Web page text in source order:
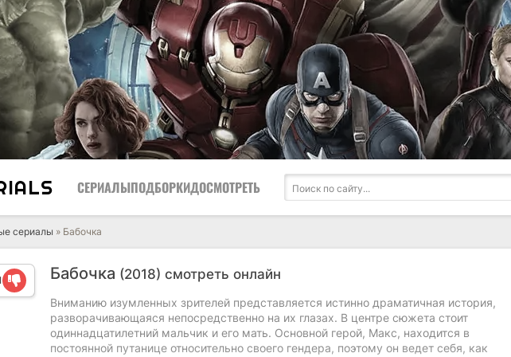
СЕРИАЛЫПОДБОРКИДОСМОТРЕТЬ
сериалы » Бабочка
Бабочка (2018) смотреть онлайн
Вниманию изумленных зрителей представляется истинно драматичная история,
разворачивающаяся непосредственно на их глазах. В центре сюжета стоит
одиннадцатилетний мальчик и его мать. Основной герой, Макс, находится в
постоянной путанице относительно своего гендера, поэтому он ведет себя, как